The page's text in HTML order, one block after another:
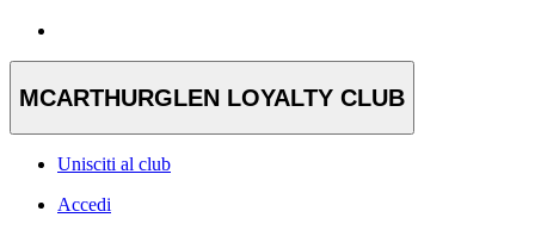
MCARTHURGLEN LOYALTY CLUB
Unisciti al club
Accedi